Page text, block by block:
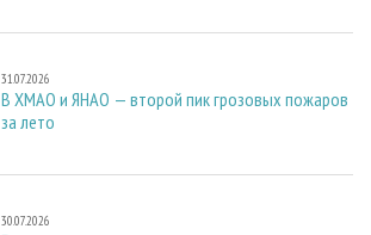
31.07.2026
В ХМАО и ЯНАО — второй пик грозовых пожаров
за лето
30.07.2026